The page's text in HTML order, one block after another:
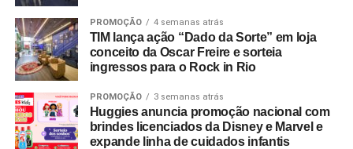
Montagem: Claudio Borrelli, Marcelo Cavalieri AMC e
Natalia Farias
Finalizador: Andreia Figueiredo
Colorista: Estúdio Ely
Pós-produção/Finalização: Tribbo
PROMOÇÃO 4 semanas atrás
TIM lança ação “Dado da Sorte” em loja
conceito da Oscar Freire e sorteia
ingressos para o Rock in Rio
PROMOÇÃO 3 semanas atrás
Huggies anuncia promoção nacional com
brindes licenciados da Disney e Marvel e
expande linha de cuidados infantis